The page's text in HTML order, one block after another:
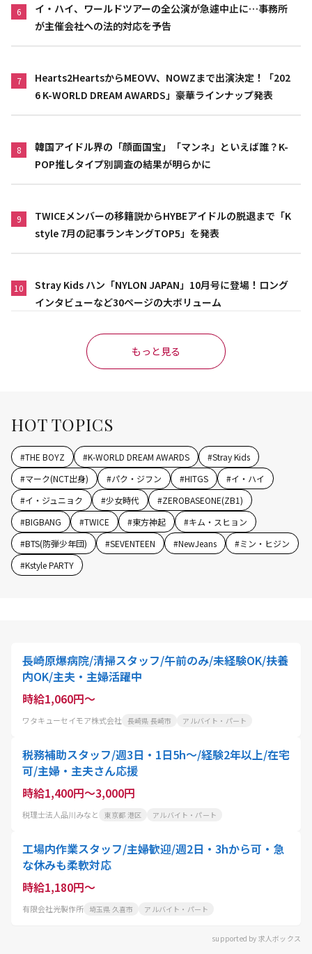
6
イ・ハイ、ワールドツアーの全公演が急遽中止に…事務所
が主催会社への法的対応を予告
7
Hearts2HeartsからMEOVV、NOWZまで出演決定！「202
6 K-WORLD DREAM AWARDS」豪華ラインナップ発表
8
韓国アイドル界の「顔面国宝」「マンネ」といえば誰？K-
POP推しタイプ別調査の結果が明らかに
9
TWICEメンバーの移籍説からHYBEアイドルの脱退まで「K
style 7月の記事ランキングTOP5」を発表
10
Stray Kids ハン「NYLON JAPAN」10月号に登場！ロング
インタビューなど30ページの大ボリューム
もっと見る
HOT TOPICS
#THE BOYZ #K-WORLD DREAM AWARDS #Stray Kids
#マーク(NCT出身) #パク・ジフン #HITGS #イ・ハイ
#イ・ジュニョク #少女時代 #ZEROBASEONE(ZB1)
#BIGBANG #TWICE #東方神起 #キム・スヒョン
#BTS(防弾少年団) #SEVENTEEN #NewJeans #ミン・ヒジン
#Kstyle PARTY
長崎原爆病院/清掃スタッフ/午前のみ/未経験OK/扶養
内OK/主夫・主婦活躍中
時給1,060円～
ワタキューセイモア株式会社 長崎県 長崎市 アルバイト・パート
税務補助スタッフ/週3日・1日5h～/経験2年以上/在宅
可/主婦・主夫さん応援
時給1,400円～3,000円
税理士法人品川みなと 東京都 港区 アルバイト・パート
工場内作業スタッフ/主婦歓迎/週2日・3hから可・急
な休みも柔軟対応
時給1,180円～
有限会社光製作所 埼玉県 久喜市 アルバイト・パート
supported by 求人ボックス